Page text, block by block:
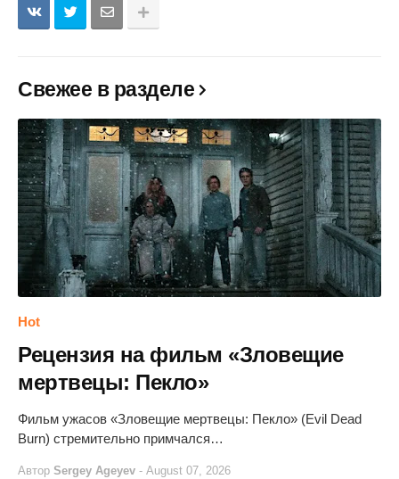
Свежее в разделе
Hot
Рецензия на фильм «Зловещие
мертвецы: Пекло»
Фильм ужасов «Зловещие мертвецы: Пекло» (Evil Dead
Burn) стремительно примчался…
Автор Sergey Ageyev - August 07, 2026